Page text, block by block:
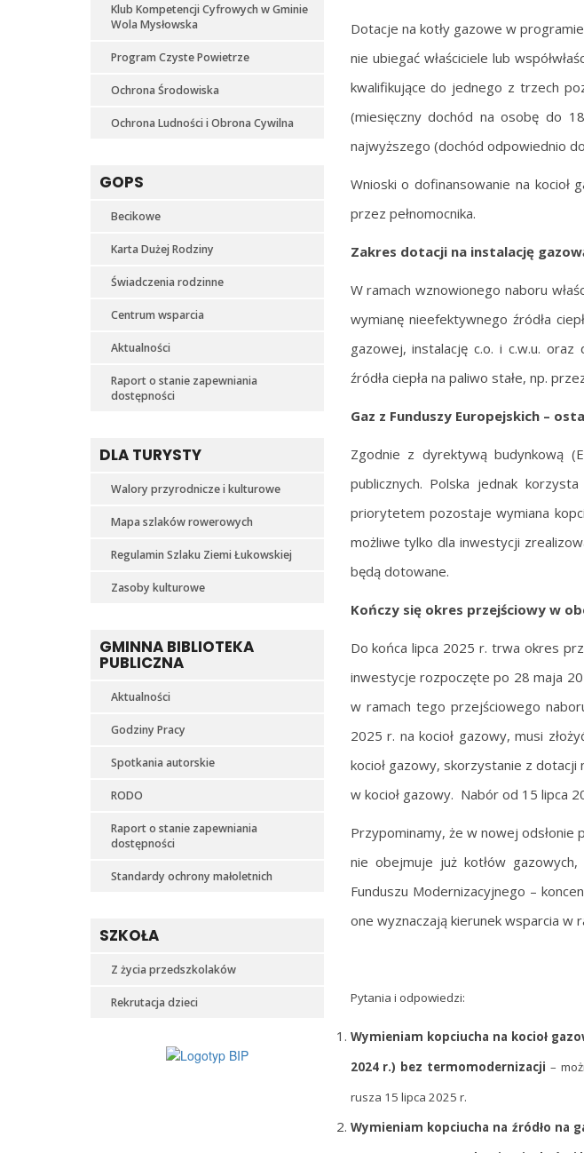
Klub Kompetencji Cyfrowych w Gminie
Wola Mysłowska
Program Czyste Powietrze
Ochrona Środowiska
Ochrona Ludności i Obrona Cywilna
GOPS
Becikowe
Karta Dużej Rodziny
Świadczenia rodzinne
Centrum wsparcia
Aktualności
Raport o stanie zapewniania
dostępności
DLA TURYSTY
Walory przyrodnicze i kulturowe
Mapa szlaków rowerowych
Regulamin Szlaku Ziemi Łukowskiej
Zasoby kulturowe
GMINNA BIBLIOTEKA
PUBLICZNA
Aktualności
Godziny Pracy
Spotkania autorskie
RODO
Raport o stanie zapewniania
dostępności
Standardy ochrony małoletnich
SZKOŁA
Z życia przedszkolaków
Rekrutacja dzieci
Dotacje na kotły gazowe w
nie ubiegać właściciele lub
kwalifikujące do jednego z trzech
(miesięczny dochód na osobę do
najwyższego (dochód odpowiednio
Wnioski o dofinansowanie na kocioł
przez pełnomocnika.
Zakres dotacji na instalację
W ramach wznowionego naboru
wymianę nieefektywnego źródła
gazowej, instalację c.o. i c.w.u.
źródła ciepła na paliwo stałe, np.
Gaz z Funduszy Europejskich –
Zgodnie z dyrektywą budynkową
publicznych. Polska jednak
priorytetem pozostaje wymiana
możliwe tylko dla inwestycji
będą dotowane.
Kończy się okres przejściowy w
Do końca lipca 2025 r. trwa okres
inwestycje rozpoczęte po 28 maja
w ramach tego przejściowego
2025 r. na kocioł gazowy, musi
kocioł gazowy, skorzystanie z
w kocioł gazowy. Nabór od 15 lipca
Przypominamy, że w nowej
nie obejmuje już kotłów
Funduszu Modernizacyjnego –
one wyznaczają kierunek wsparcia w
Pytania i odpowiedzi:
Wymieniam kopciucha na kocioł
2024 r.) bez termomodernizacji –
rusza 15 lipca 2025 r.
Wymieniam kopciucha na źródło na